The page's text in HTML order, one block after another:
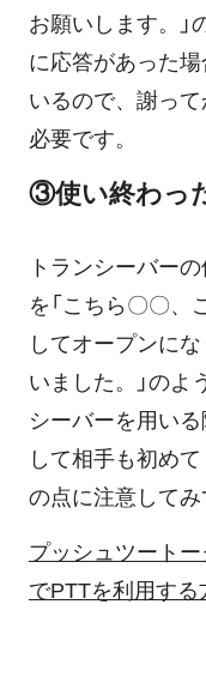
お願いします。
に応答があった
いるので、謝っ
必要です。
③使い終わっ
トランシーバー
を「こちら〇〇、
してオープンに
いました。」のよ
シーバーを用い
して相手も初め
の点に注意してみ
プッシュツート
でPTTを利用する